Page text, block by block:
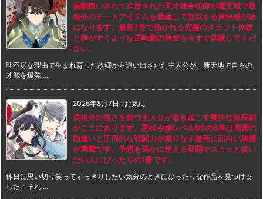
無能扱いされて追放された天才錬金術師が魔王城で規
格外のチートアイテムを量産して無双する爽快感が癖
になります。最新7巻で描かれる究極のクラフト体験
と胸がすくような逆転劇の興奮を今すぐ体験してくだ
さい。
理不尽な理由で生まれ育った故郷から追い出された主人公が、新天地で自らの
才能を爆発 ...
2026年8月7日 : お気に
規格外の強さを持つ主人公が巻き起こす爽快な無双劇
がここにあります。悪役令嬢レベル99の6巻は周囲の
勘違いと圧倒的な戦闘力が織りなす最高に面白い展開
が満載です。予想を遥かに超える展開でスカッと笑い
たい人にぴったりの1冊です。
休日に思い切り笑ってすっきりしたい気分のときにぴったりな作品を見つけま
した。それ ...